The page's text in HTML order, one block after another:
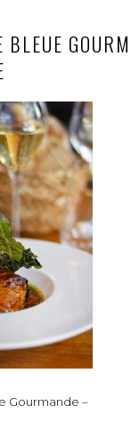
BLEUE
Gourmande –